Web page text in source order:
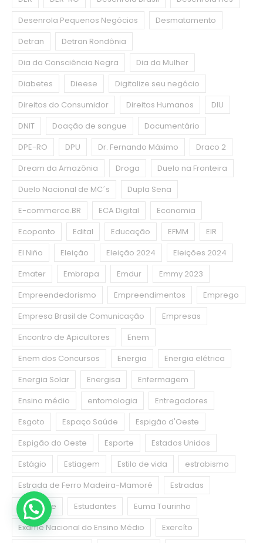
Desenrola Pequenos Negócios
Desmatamento
Detran
Detran Rondônia
Dia da Consciência Negra
Dia da Mulher
Diabetes
Dieese
Digitalize seu negócio
Direitos do Consumidor
Direitos Humanos
DIU
DNIT
Doação de sangue
Documentário
DPE-RO
DPU Dr. Fernando Máximo
Draco 2
Dream da Amazônia
Droga
Duelo na Fronteira
Duelo Nacional de MC´s
Dupla Sena
E-commerce.BR
ECA Digital
Economia
Ecoponto
Edital Educação EFMM
EIR
El Niño
Eleição Eleição 2024
Eleições 2024
Emater
Embrapa Emdur
Emmy 2023
Empreendedorismo
Empreendimentos
Emprego
Empresa Brasil de Comunicação
Empresas
Encontro de Apicultores
Enem
Enem dos Concursos
Energia
Energia elétrica
Energia Solar
Energisa
Enfermagem
Ensino médio
entomologia
Entregadores
Esgoto
Espaço Saúde
Espigão d'Oeste
Espigão do Oeste
Esporte
Estados Unidos
Estágio
Estiagem Estilo de vida
estrabismo
Estrada de Ferro Madeira-Mamoré
Estradas
Estudante
Estudantes
Euma Tourinho
Exame Nacional do Ensino Médio
Exercíto